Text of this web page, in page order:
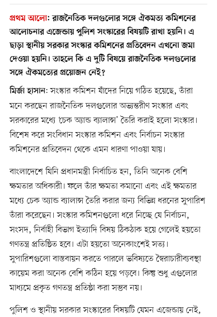
প্রথম আলো:রাজনৈতিক দলগুলোর সঙ্গে ঐকমত্য কমিশনের
আলোচনার এজেন্ডায় পুলিশ সংস্কারের বিষয়টি রাখা হয়নি। এ
ছাড়া স্থানীয় সরকার সংস্কার কমিশনের প্রতিবেদন এখনো জমা
দেওয়া হয়নি। তাহলে কি এ দুটি বিষয়ে রাজনৈতিক দলগুলোর
সঙ্গে ঐকমত্যের প্রয়োজন নেই?
মির্জা হাসান: সংস্কার কমিশন যাঁদের নিয়ে গঠিত হয়েছে, তাঁরা
মনে করছেন রাজনৈতিক দলগুলোর অভ্যন্তরীণ সংস্কার এবং
সরকারের মধ্যে ‘চেক অ্যান্ড ব্যালান্স’ তৈরি করাই হলো সংস্কার।
বিশেষ করে সংবিধান সংস্কার কমিশন এবং নির্বাচন সংস্কার
কমিশনের প্রতিবেদন থেকে এমন ধারণা পাওয়া যায়।
বাংলাদেশে যিনি প্রধানমন্ত্রী নির্বাচিত হন, তিনি অনেক বেশি
ক্ষমতার অধিকারী। ফলে তাঁর ক্ষমতা কমানো এবং এই ক্ষমতার
মধ্যে চেক অ্যান্ড ব্যালান্স তৈরি করার জন্য বিভিন্ন ধরনের সুপারিশ
তাঁরা করেছেন। সংস্কার কমিশনগুলো ধরে নিচ্ছে যে নির্বাচন,
সংসদ, নির্বাহী বিভাগ ইত্যাদি বিষয় ঠিকঠাক হয়ে গেলেই হয়তো
গণতন্ত্র প্রতিষ্ঠিত হবে। এটা হয়তো অনেকাংশেই সত্য।
সুপারিশগুলো বাস্তবায়ন করতে পারলে ভবিষ্যতে স্বৈরাচারীব্যবস্থা
কায়েম করা অনেক বেশি কঠিন হয়ে পড়বে। কিন্তু শুধু এগুলোর
মাধ্যমে প্রকৃত গণতন্ত্র প্রতিষ্ঠা করা সম্ভব নয়।
পুলিশ ও স্থানীয় সরকার সংস্কারের বিষয়টি যেমন এজেন্ডায় নেই,